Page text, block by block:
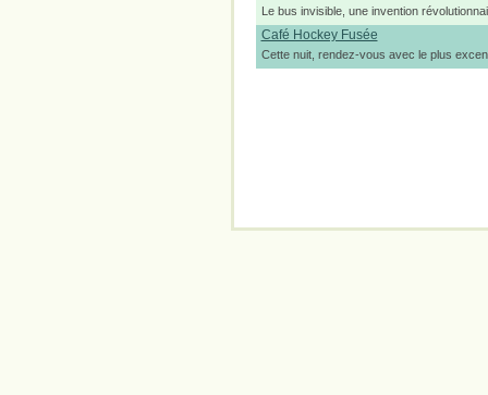
Le bus invisible, une invention
Café Hockey Fusée
Cette nuit, rendez-vous avec le plus